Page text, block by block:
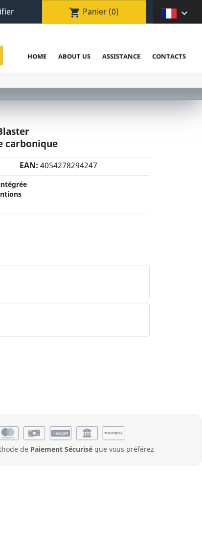
shopping_cart Panier (0) 
HOME ABOUT US ASSISTANCE CONTACTS
carbonique
EAN: 4054278294247
de Paiement Sécuriséque vous préférez